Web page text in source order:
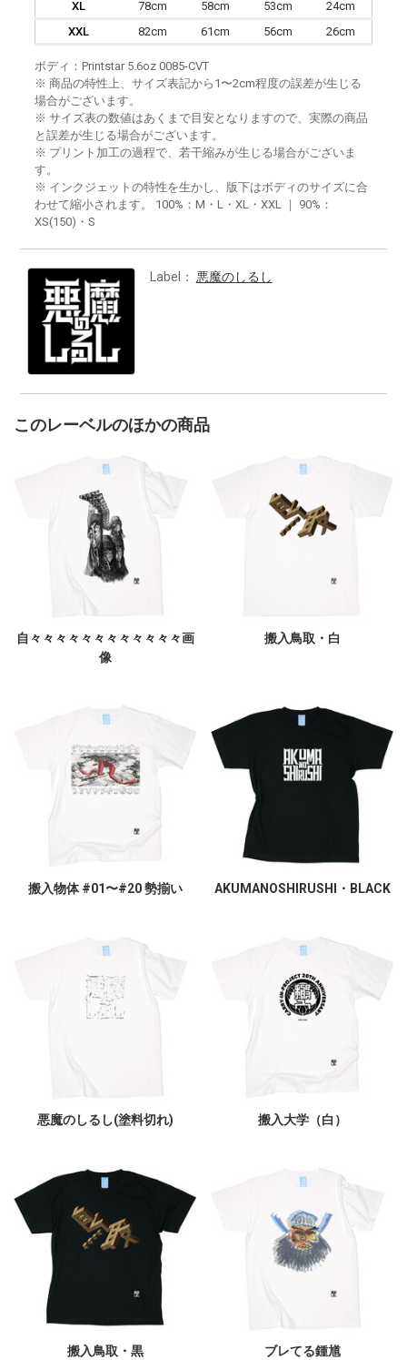
XL 78cm 58cm 53cm
24cm
XXL
82cm 61cm 56cm 26cm
ボディ：Printstar 5.6oz 0085-CVT
※ 商品の特性上、サイズ表記から1〜2cm程度の誤差が生じる
場合がございます。
※ サイズ表の数値はあくまで目安となりますので、実際の商品
と誤差が生じる場合がございます。
※ プリント加工の過程で、若干縮みが生じる場合がございま
す。
※ インクジェットの特性を生かし、版下はボディのサイズに合
わせて縮小されます。 100%：M・L・XL・XXL ｜ 90%：
XS(150)・S
Label： 悪魔のしるし
このレーベルのほかの商品
自々々々々々々々々々々々々画
像
搬入鳥取・白
搬入物体 #01〜#20 勢揃い AKUMANOSHIRUSHI・BLACK
悪魔のしるし(塗料切れ) 搬入大学（白）
搬入鳥取・黒 ブレてる鍾馗